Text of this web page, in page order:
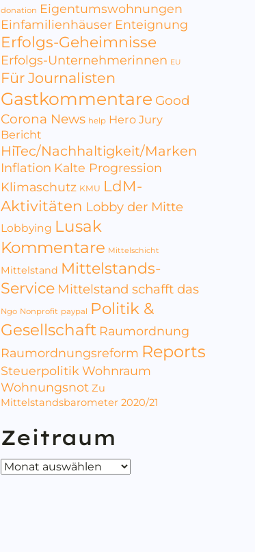
donation Eigentumswohnungen
Einfamilienhäuser Enteignung
Erfolgs-Geheimnisse
Erfolgs-Unternehmerinnen EU
Für Journalisten
Gastkommentare Good
Corona News help Hero Jury
Bericht
HiTec/Nachhaltigkeit/Marken
Inflation Kalte Progression
Klimaschutz KMU LdM-
Aktivitäten Lobby der Mitte
Lobbying Lusak
Kommentare Mittelschicht
Mittelstand Mittelstands-
Service Mittelstand schafft das
Ngo Nonprofit paypal Politik &
Gesellschaft Raumordnung
Raumordnungsreform Reports
Steuerpolitik Wohnraum
Wohnungsnot Zu
Mittelstandsbarometer 2020/21
Zeitraum
Zeitraum